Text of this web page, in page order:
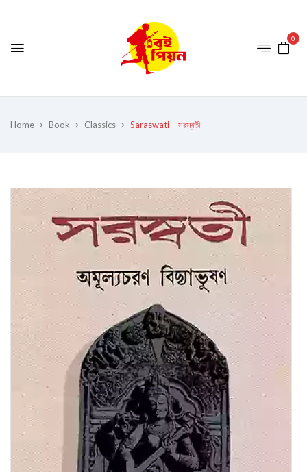
0
Home Book Classics Saraswati – সরস্বতী